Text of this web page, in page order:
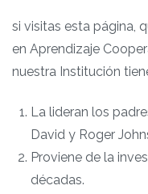
si visitas esta página,
en Aprendizaje
nuestra Institución
La lideran los
David y Roger
Proviene de la
décadas.